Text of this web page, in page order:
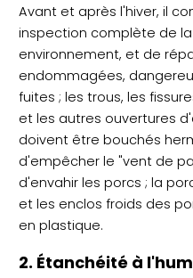
Avant et après l'hiver, il
inspection complète de
environnement, et de
endommagées,
fuites ; les trous, les
et les autres ouvertures
doivent être bouchés
d'empêcher le "vent de
d'envahir les porcs ; la
et les enclos froids des
en plastique.
2. Étanchéité à